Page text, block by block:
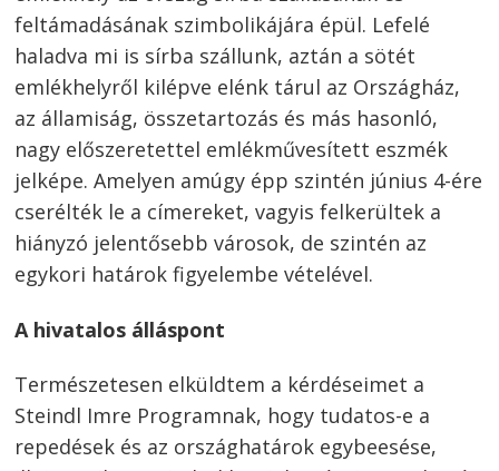
feltámadásának szimbolikájára épül. Lefelé
haladva mi is sírba szállunk, aztán a sötét
emlékhelyről kilépve elénk tárul az Országház,
az államiság, összetartozás és más hasonló,
nagy előszeretettel emlékművesített eszmék
jelképe. Amelyen amúgy épp szintén június 4-ére
cserélték le a címereket, vagyis felkerültek a
hiányzó jelentősebb városok, de szintén az
egykori határok figyelembe vételével.
A hivatalos álláspont
Természetesen elküldtem a kérdéseimet a
Steindl Imre Programnak, hogy tudatos-e a
repedések és az országhatárok egybeesése,